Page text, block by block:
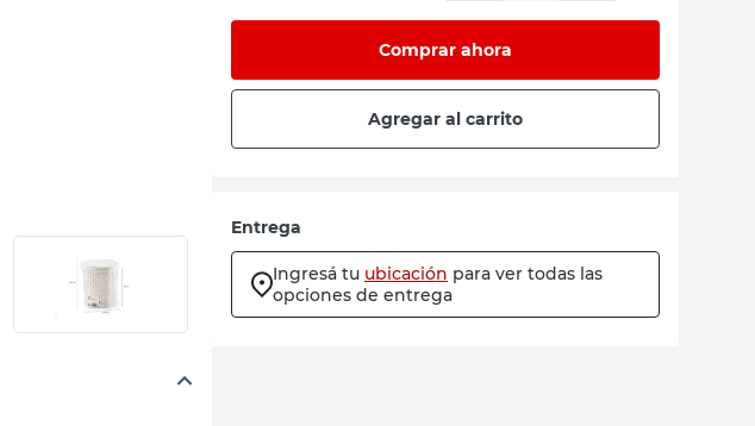
Comprar ahora
Agregar al carrito
Entrega
Ingresá tu ubicación para ver todas las
opciones de entrega